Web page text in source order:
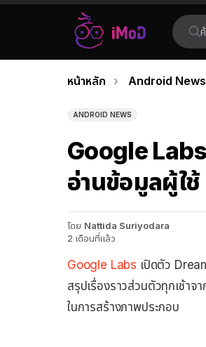
ค้นหา:
เรื่อง
ล่าสุด
คุณอยู่ที่นี่:
หน้าหลัก Android News
ANDROID NEWS
Google
อ่านข้อมูลผู้ใช้
โดย Nattida Suriyodara
2 เดือนที่แล้ว
Google Labs เปิดตัว
สรุปเรื่องราวส่วนตัวทุกเช้า
ในการสร้างภาพประกอบ